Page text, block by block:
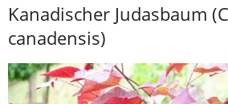
Kanadischer Judasbaum
canadensis)